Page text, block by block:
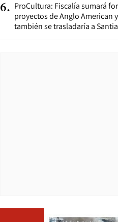
6. ProCultura: Fiscalía sumará
proyectos de Anglo American
también se trasladaría a